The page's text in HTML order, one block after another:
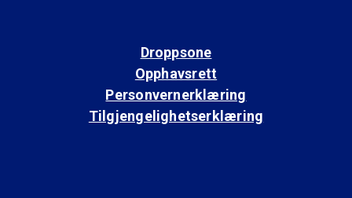
Droppsone
Opphavsrett
Personvernerklæring
Tilgjengelighetserklæring